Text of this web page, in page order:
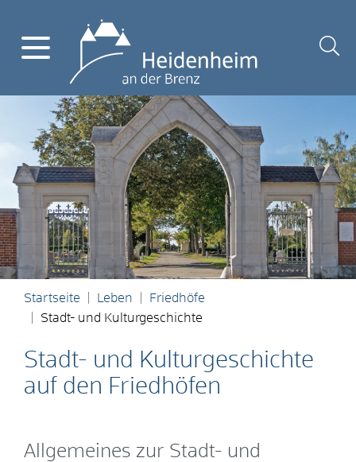
Startseite Leben
Friedhöfe
Stadt- und Kulturgeschichte
Stadt- und Kulturgeschichte
auf den Friedhöfen
Allgemeines zur Stadt- und